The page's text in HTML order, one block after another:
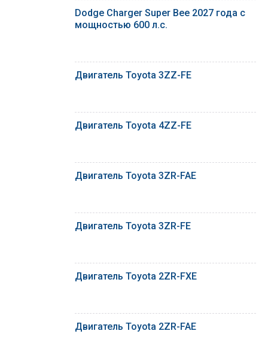
Dodge Charger Super Bee 2027 года с
мощностью 600 л.с.
Двигатель Toyota 3ZZ-FE
Двигатель Toyota 4ZZ-FE
Двигатель Toyota 3ZR-FAE
Двигатель Toyota 3ZR-FE
Двигатель Toyota 2ZR-FXE
Двигатель Toyota 2ZR-FAE